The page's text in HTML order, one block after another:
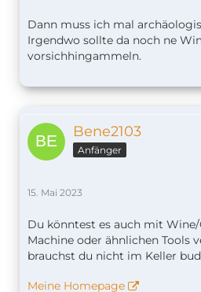
Dann muss ich mal
Irgendwo sollte da noch ne
vorsichhingammeln.
Bene2103
Anfänger
15. Mai 2023
Du könntest es auch mit
Machine oder ähnlichen Tools
brauchst du nicht im Keller
Meine Homepage